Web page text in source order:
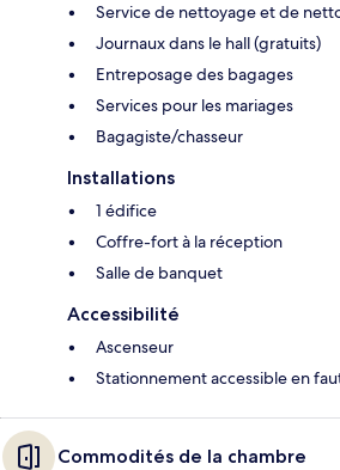
Service de nettoyage et de
Journaux dans le hall (gratuits)
Entreposage des bagages
Services pour les mariages
Bagagiste/chasseur
Installations
1 édifice
Coffre-fort à la réception
Salle de banquet
Accessibilité
Ascenseur
Stationnement accessible en
Commodités de la chambre